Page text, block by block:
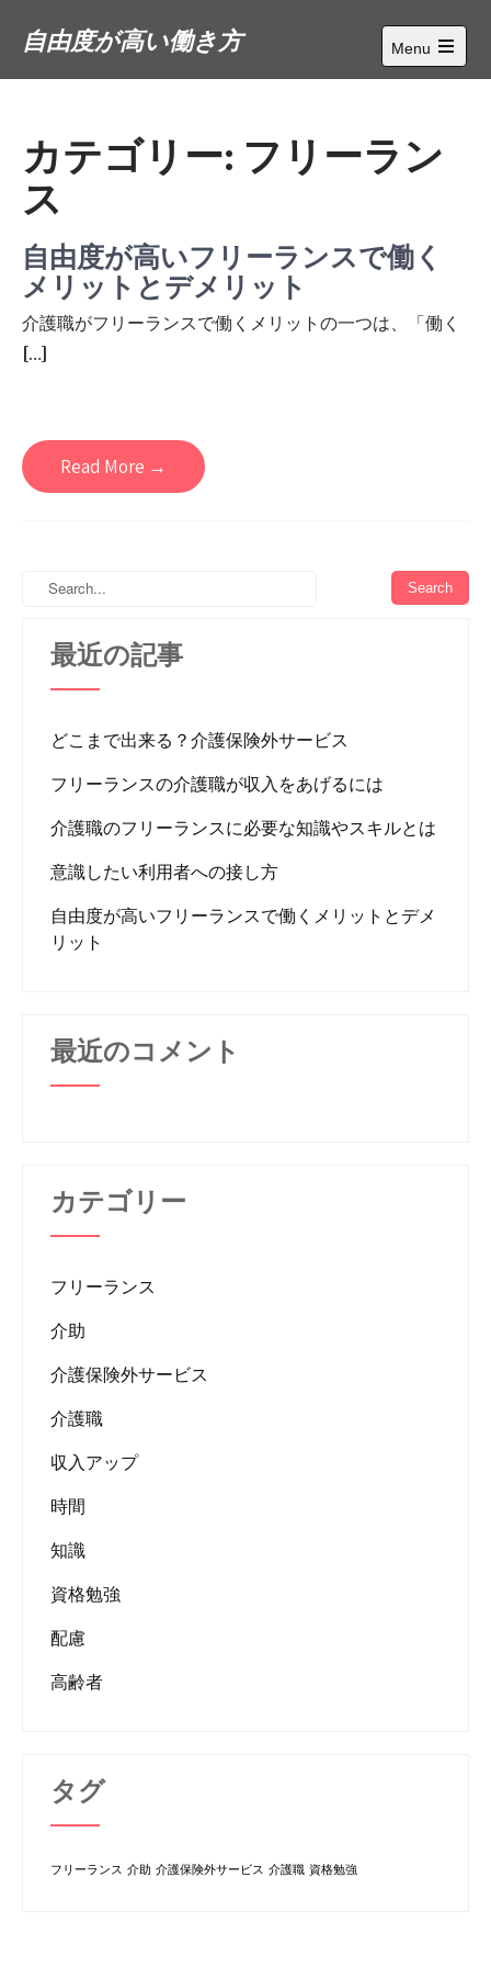
自由度が高い働き方
Menu
Open
main
カテゴリー: フリーラン
ス
自由度が高いフリーランスで働く
メリットとデメリット
介護職がフリーランスで働くメリットの一つは、「働く
[…]
Read More →
最近の記事
どこまで出来る？介護保険外サービス
フリーランスの介護職が収入をあげるには
介護職のフリーランスに必要な知識やスキルとは
意識したい利用者への接し方
自由度が高いフリーランスで働くメリットとデメ
リット
最近のコメント
カテゴリー
フリーランス
介助
介護保険外サービス
介護職
収入アップ
時間
知識
資格勉強
配慮
高齢者
タグ
フリーランス 介助 介護保険外サービス 介護職 資格勉強